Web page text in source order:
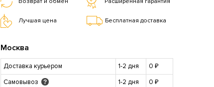
Лучшая цена Бесплатная доставка
Москва
Доставка курьером 1-2 дня
0 ₽
Самовывоз
? 1-2 дня
0 ₽